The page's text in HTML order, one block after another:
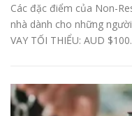
Các đặc điểm của Non-
nhà dành cho những
VAY TỐI THIỂU: AUD